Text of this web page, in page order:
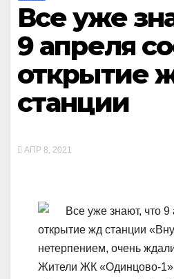
Все уже
9 апреля
открытие
станции
АПР 8, 2021
Все уже знают, что 9
открытие жд станции
нетерпением, очень
Жители ЖК «Одинцово-1»